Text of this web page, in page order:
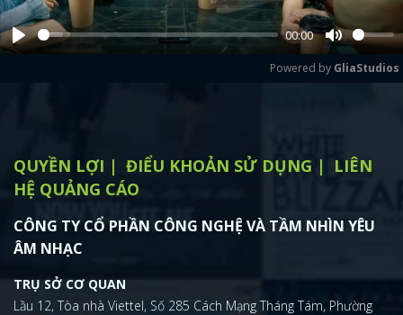
Play
00:00
Mute
Powered by GliaStudios
QUYỀN LỢI ĐIỂU KHOẢN SỬ DỤNG
LIÊN
HỆ QUẢNG CÁO
CÔNG TY CỔ PHẦN CÔNG NGHỆ VÀ TẦM NHÌN YÊU
ÂM NHẠC
TRỤ SỞ CƠ QUAN
Lầu 12, Tòa nhà Viettel, Số 285 Cách Mạng Tháng Tám, Phường